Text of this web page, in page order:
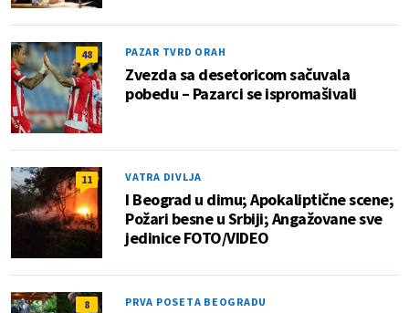
48 PAZAR TVRD ORAH
Zvezda sa desetoricom sačuvala
pobedu – Pazarci se ispromašivali
11 VATRA DIVLJA
I Beograd u dimu; Apokaliptične scene;
Požari besne u Srbiji; Angažovane sve
jedinice FOTO/VIDEO
8 PRVA POSETA BEOGRADU